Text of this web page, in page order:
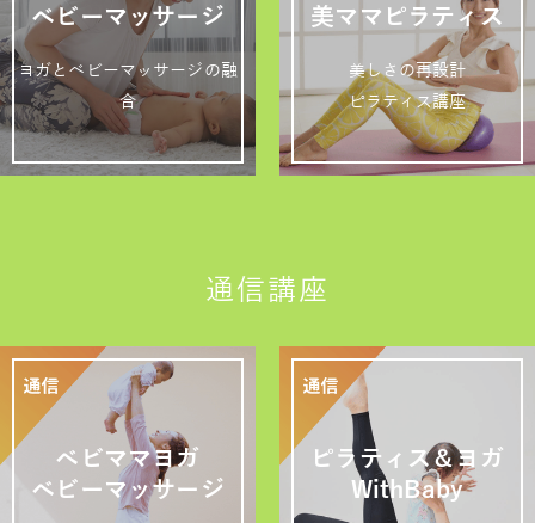
ベビーマッサージ
ヨガとベビーマッサージの融
合
美ママピラティス
美しさの再設計
ピラティス講座
通信講座
ベビママヨガ
ベビーマッサージ
ピラティス＆ヨガ
WithBaby